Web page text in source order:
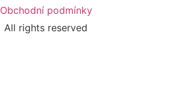
Obchodní podmínky
All rights reserved